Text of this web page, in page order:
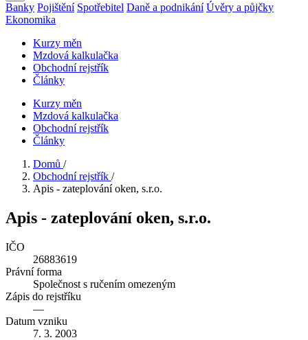
Banky Pojištění Spotřebitel Daně a podnikání Úvěry a půjčky
Ekonomika
Kurzy měn
Mzdová kalkulačka
Obchodní rejstřík
Články
Kurzy měn
Mzdová kalkulačka
Obchodní rejstřík
Články
Domů /
Obchodní rejstřík /
Apis - zateplování oken, s.r.o.
Apis - zateplování oken, s.r.o.
IČO
26883619
Právní forma
Společnost s ručením omezeným
Zápis do rejstříku
—
Datum vzniku
7. 3. 2003